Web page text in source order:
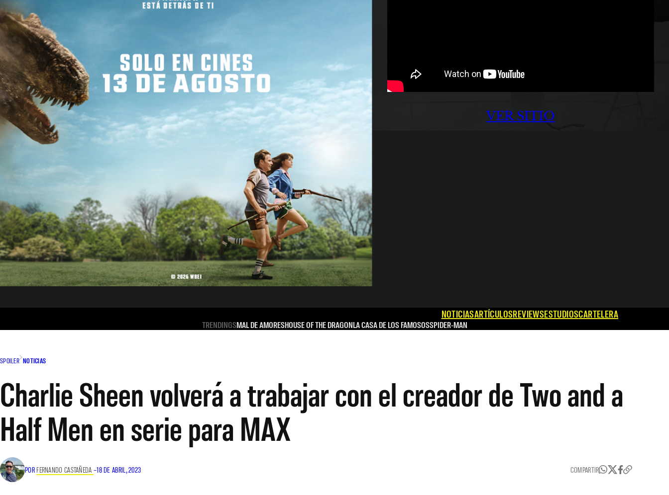
VER SITIO
NOTICIASARTÍCULOSREVIEWSESTUDIOSCARTELERA
TRENDINGSMAL DE AMORESHOUSE OF THE DRAGONLA CASA DE LOS FAMOSOSSPIDER-MAN
SPOILER NOTICIAS
Charlie Sheen volverá a trabajar con el creador de Two and a
Half Men en serie para MAX
POR FERNANDO CASTAÑEDA –18 DE ABRIL, 2023 COMPARTIR